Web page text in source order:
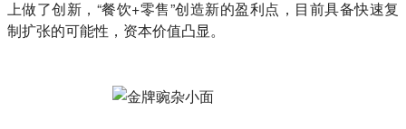
上做了创新，“餐饮+零售”创造新的盈利点，目前具备快速复
制扩张的可能性，资本价值凸显。